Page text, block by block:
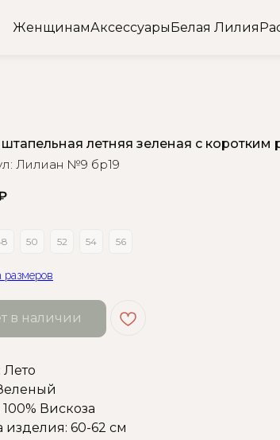
ЖенщинамАксессуарыБелая Лилия
штапельная летняя зеленая с коротким
Лилиан №9 бр19
50 52 54 56
размеров
в наличии
Лето
100% Вискоза
изделия: 60-62 см